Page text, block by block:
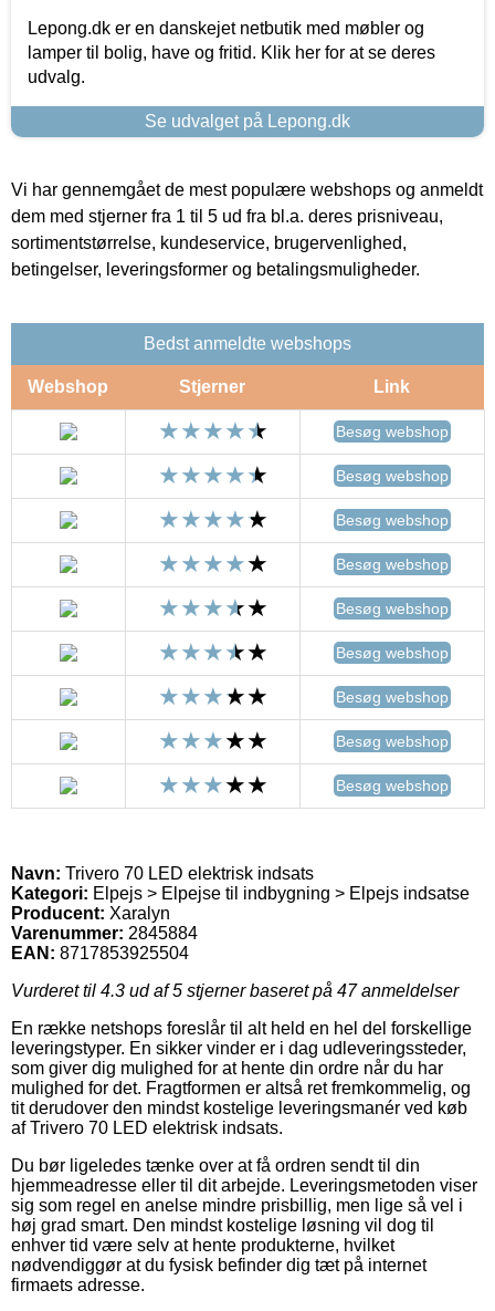
Lepong.dk er en danskejet netbutik med møbler og
lamper til bolig, have og fritid. Klik her for at se deres
udvalg.
Se udvalget på Lepong.dk
Vi har gennemgået de mest populære webshops og anmeldt
dem med stjerner fra 1 til 5 ud fra bl.a. deres prisniveau,
sortimentstørrelse, kundeservice, brugervenlighed,
betingelser, leveringsformer og betalingsmuligheder.
Bedst anmeldte webshops
Webshop Stjerner Link
Besøg webshop
Besøg webshop
Besøg webshop
Besøg webshop
Besøg webshop
Besøg webshop
Besøg webshop
Besøg webshop
Besøg webshop
Navn: Trivero 70 LED elektrisk indsats
Kategori: Elpejs > Elpejse til indbygning > Elpejs indsatse
Producent: Xaralyn
Varenummer: 2845884
EAN: 8717853925504
Vurderet til 4.3 ud af 5 stjerner baseret på 47anmeldelser
En række netshops foreslår til alt held en hel del forskellige
leveringstyper. En sikker vinder er i dag udleveringssteder,
som giver dig mulighed for at hente din ordre når du har
mulighed for det. Fragtformen er altså ret fremkommelig, og
tit derudover den mindst kostelige leveringsmanér ved køb
af Trivero 70 LED elektrisk indsats.
Du bør ligeledes tænke over at få ordren sendt til din
hjemmeadresse eller til dit arbejde. Leveringsmetoden viser
sig som regel en anelse mindre prisbillig, men lige så vel i
høj grad smart. Den mindst kostelige løsning vil dog til
enhver tid være selv at hente produkterne, hvilket
nødvendiggør at du fysisk befinder dig tæt på internet
firmaets adresse.